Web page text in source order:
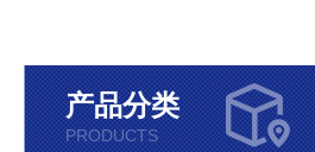
产品分类
PRODUCTS